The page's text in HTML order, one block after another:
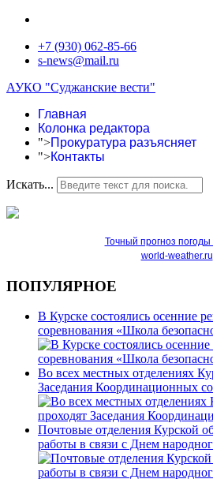
+7 (930) 062-85-66
s-news@mail.ru
АУКО "Суджанские вести"
Главная
Колонка редактора
">Прокуратура разъясняет
">Контакты
Искать...
Точный прогноз
world-weather.ru
ПОПУЛЯРНОЕ
В Курске состоялись осенние
соревнования «Школа
Во всех местных отделениях
Заседания Координационных
Почтовые отделения Курской
работы в связи с Днем